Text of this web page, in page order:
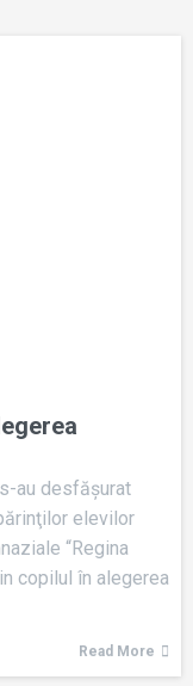
au desfăşurat
elevilor
“Regina
copilul în alegerea
Read More